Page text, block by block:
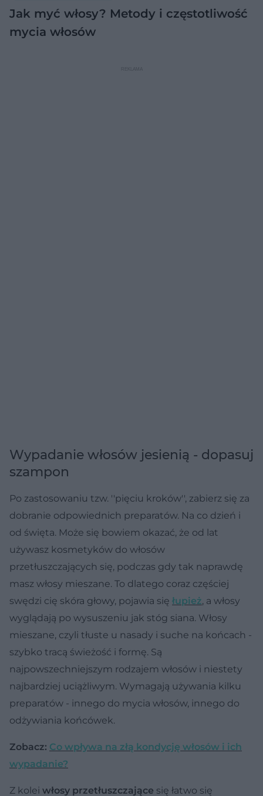
Jak myć włosy? Metody i częstotliwość
mycia włosów
Wypadanie włosów jesienią - dopasuj
szampon
Po zastosowaniu tzw. ''pięciu kroków'', zabierz się za
dobranie odpowiednich preparatów. Na co dzień i
od święta. Może się bowiem okazać, że od lat
używasz kosmetyków do włosów
przetłuszczających się, podczas gdy tak naprawdę
masz włosy mieszane. To dlatego coraz częściej
swędzi cię skóra głowy, pojawia się łupież, a włosy
wyglądają po wysuszeniu jak stóg siana. Włosy
mieszane, czyli tłuste u nasady i suche na końcach -
szybko tracą świeżość i formę. Są
najpowszechniejszym rodzajem włosów i niestety
najbardziej uciążliwym. Wymagają używania kilku
preparatów - innego do mycia włosów, innego do
odżywiania końcówek.
Zobacz: Co wpływa na złą kondycję włosów i ich
wypadanie?
Z kolei włosy przetłuszczające się łatwo się